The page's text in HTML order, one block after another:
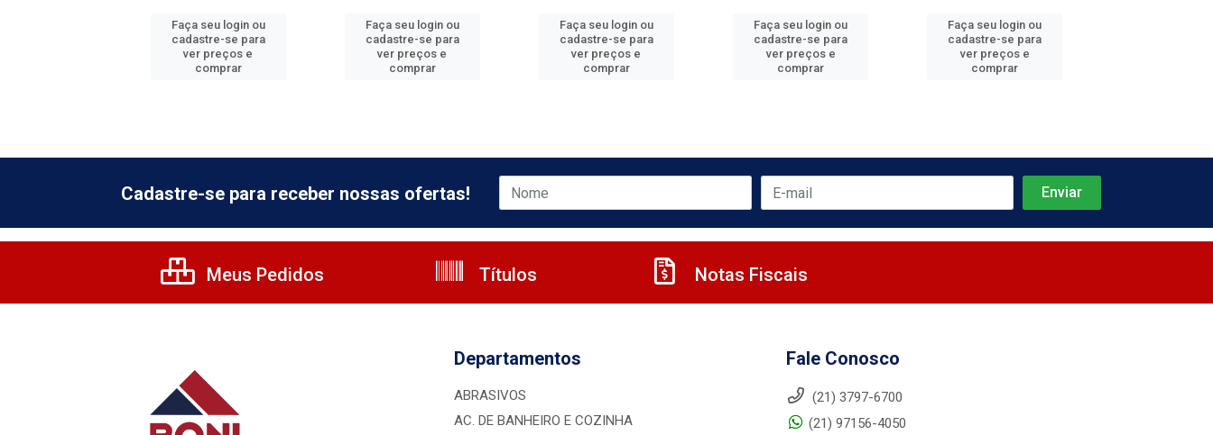
Faça seu login ou
cadastre-se para
ver preços e
comprar
Faça seu login ou
cadastre-se para
ver preços e
comprar
Faça seu login ou
cadastre-se para
ver preços e
comprar
Faça seu login ou
cadastre-se para
ver preços e
comprar
Faça seu login ou
cadastre-se para
ver preços e
comprar
Cadastre-se para receber nossas ofertas!
Meus Pedidos Títulos Notas Fiscais
Departamentos
ABRASIVOS
AC. DE BANHEIRO E COZINHA
Fale Conosco
(21) 3797-6700
(21) 97156-4050